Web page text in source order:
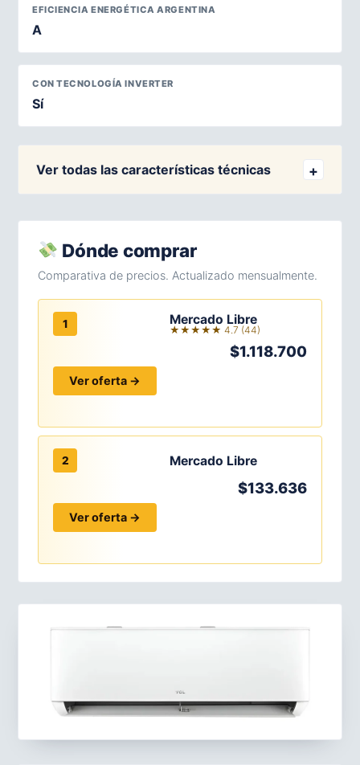
EFICIENCIA ENERGÉTICA ARGENTINA
A
CON TECNOLOGÍA INVERTER
Sí
Ver todas las características técnicas
Dónde comprar
Comparativa de precios. Actualizado mensualmente.
1 Mercado Libre
★★★★★ 4.7 (44)
$1.118.700
Ver oferta →
2 Mercado Libre
$133.636
Ver oferta →